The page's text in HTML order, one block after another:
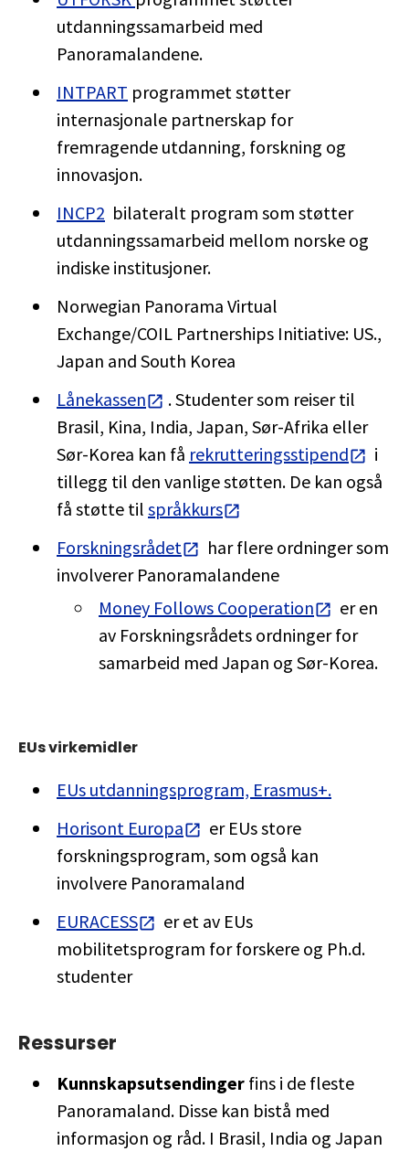
utdanningssamarbeid med
Panoramalandene.
INTPART programmet støtter
internasjonale partnerskap for
fremragende utdanning, forskning og
innovasjon.
INCP2 bilateralt program som støtter
utdanningssamarbeid mellom norske og
indiske institusjoner.
Norwegian Panorama Virtual
Exchange/COIL Partnerships Initiative: US.,
Japan and South Korea
Lånekassen
. Studenter som reiser til
Brasil, Kina, India, Japan, Sør-Afrika eller
Sør-Korea kan få rekrutteringsstipend
i
tillegg til den vanlige støtten. De kan også
få støtte til språkkurs
Forskningsrådet
har flere ordninger som
involverer Panoramalandene
Money Follows Cooperation
er en
av Forskningsrådets ordninger for
samarbeid med Japan og Sør-Korea.
EUs virkemidler
EUs utdanningsprogram, Erasmus+.
Horisont Europa
er EUs store
forskningsprogram, som også kan
involvere Panoramaland
EURACESS
er et av EUs
mobilitetsprogram for forskere og Ph.d.
studenter
Ressurser
Kunnskapsutsendinger fins i de fleste
Panoramaland. Disse kan bistå med
informasjon og råd. I Brasil, India og Japan